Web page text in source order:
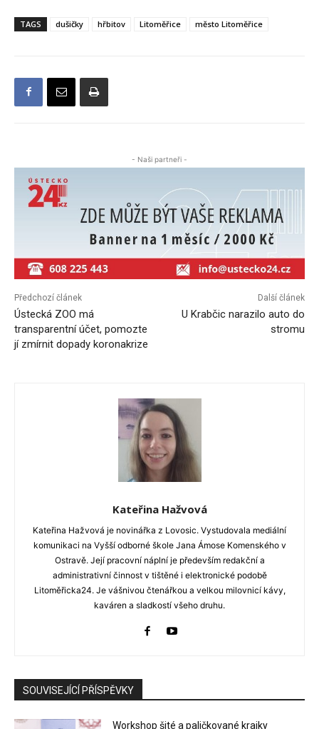
TAGS dušičky hřbitov Litoměřice město Litoměřice
- Naši partneři -
Předchozí článek
Ústecká ZOO má
transparentní účet, pomozte
jí zmírnit dopady koronakrize
Další článek
U Krabčic narazilo auto do
stromu
Kateřina Hažvová
Kateřina Hažvová je novinářka z Lovosic. Vystudovala mediální
komunikaci na Vyšší odborné škole Jana Ámose Komenského v
Ostravě. Její pracovní náplní je především redakční a
administrativní činnost v tištěné i elektronické podobě
Litoměřicka24. Je vášnivou čtenářkou a velkou milovnicí kávy,
kaváren a sladkostí všeho druhu.
SOUVISEJÍCÍ PŘÍSPĚVKY
Workshop šité a paličkované krajky